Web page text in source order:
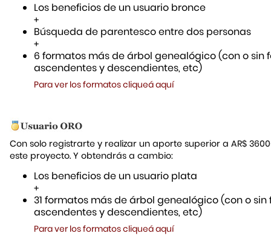
Los beneficios de un usuario bronce
+
Búsqueda de parentesco entre dos personas
+
6 formatos más de árbol genealógico (con o sin
ascendentes y descendientes, etc)
Para ver los formatos cliqueá aquí
Con solo registrarte y realizar un aporte superior a AR$
este proyecto. Y obtendrás a cambio:
Los beneficios de un usuario plata
+
31 formatos más de árbol genealógico (con o sin
ascendentes y descendientes, etc)
Para ver los formatos cliqueá aquí